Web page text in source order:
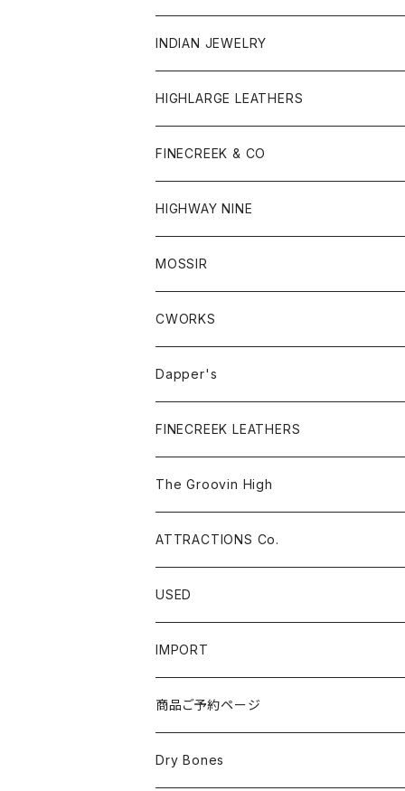
INDIAN JEWELRY
HIGHLARGE LEATHERS
FINECREEK & CO
HIGHWAY NINE
S / S RIB
S / S ハニカムサーマル
L / S RIB
L / S ハニカムサーマル
Pants
MOSSIR
CWORKS
Dapper's
Cap & Hat
FINECREEK LEATHERS
The Groovin High
ATTRACTIONS Co.
USED
IMPORT
商品ご予約ページ
Dry Bones